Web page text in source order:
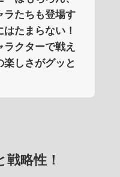
ラたちも登場す
たまらない！
ラクターで戦え
楽しさがグッと
略性！